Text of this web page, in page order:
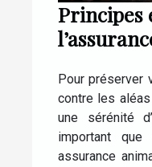
Principes
Pour préserver
contre les
une sérénité
important
assurance